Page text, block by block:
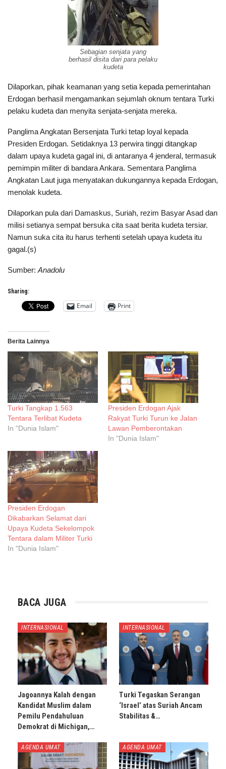
Sebagian senjata yang
berhasil disita dari para pelaku
kudeta
Dilaporkan, pihak keamanan yang setia kepada pemerintahan
Erdogan berhasil mengamankan sejumlah oknum tentara Turki
pelaku kudeta dan menyita senjata-senjata mereka.
Panglima Angkatan Bersenjata Turki tetap loyal kepada
Presiden Erdogan. Setidaknya 13 perwira tinggi ditangkap
dalam upaya kudeta gagal ini, di antaranya 4 jenderal, termasuk
pemimpin militer di bandara Ankara. Sementara Panglima
Angkatan Laut juga menyatakan dukungannya kepada Erdogan,
menolak kudeta.
Dilaporkan pula dari Damaskus, Suriah, rezim Basyar Asad dan
milisi setianya sempat bersuka cita saat berita kudeta tersiar.
Namun suka cita itu harus terhenti setelah upaya kudeta itu
gagal.(s)
Sumber: Anadolu
Sharing:
Email Print
Berita Lainnya
Turki Tangkap 1.563
Tentara Terlibat Kudeta
In "Dunia Islam"
Presiden Erdogan Ajak
Rakyat Turki Turun ke Jalan
Lawan Pemberontakan
In "Dunia Islam"
Presiden Erdogan
Dikabarkan Selamat dari
Upaya Kudeta Sekelompok
Tentara dalam Militer Turki
In "Dunia Islam"
BACA JUGA
INTERNASIONAL
Jagoannya Kalah dengan
Kandidat Muslim dalam
Pemilu Pendahuluan
Demokrat di Michigan,…
INTERNASIONAL
Turki Tegaskan Serangan
‘Israel’ atas Suriah Ancam
Stabilitas &…
AGENDA UMAT AGENDA UMAT